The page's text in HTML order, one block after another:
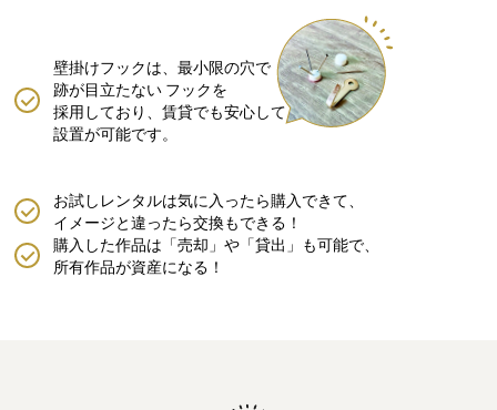
壁掛けフックは、最小限の穴で
跡が目立たない フックを
採用しており、賃貸でも安心して
設置が可能です。
購入した作品は「売却」や「貸出」も可能で、
所有作品が資産になる！
お試しレンタルは気に入ったら購入できて、
イメージと違ったら交換もできる！